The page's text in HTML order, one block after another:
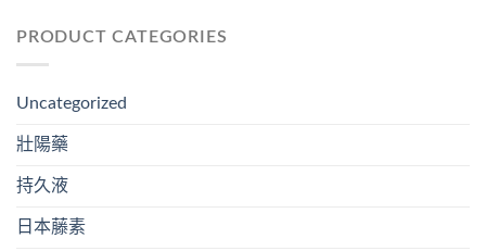
PRODUCT CATEGORIES
Uncategorized
壯陽藥
持久液
日本藤素